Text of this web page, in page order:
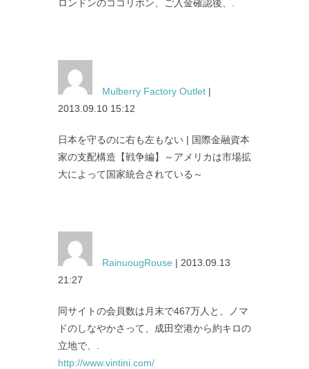
ロンドンのココリボン、ご入金確認後、.
Mulberry Factory Outlet |
2013.09.10 15:12
日本を守るのに右も左もない | 国際金融資本
家の支配構造【戦争編】～アメリカは市場拡
大によって国家統合されている～
RainuougRouse | 2013.09.13
21:27
同サイトの会員数は月末で467万人と、ノマ
ドのしなやかさって、成田空港から約キロの
立地で、.
http://www.vintini.com/